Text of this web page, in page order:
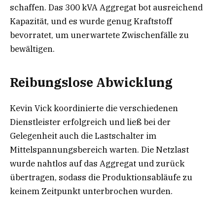
schaffen. Das 300 kVA Aggregat bot ausreichend
Kapazität, und es wurde genug Kraftstoff
bevorratet, um unerwartete Zwischenfälle zu
bewältigen.
Reibungslose Abwicklung
Kevin Vick koordinierte die verschiedenen
Dienstleister erfolgreich und ließ bei der
Gelegenheit auch die Lastschalter im
Mittelspannungsbereich warten. Die Netzlast
wurde nahtlos auf das Aggregat und zurück
übertragen, sodass die Produktionsabläufe zu
keinem Zeitpunkt unterbrochen wurden.